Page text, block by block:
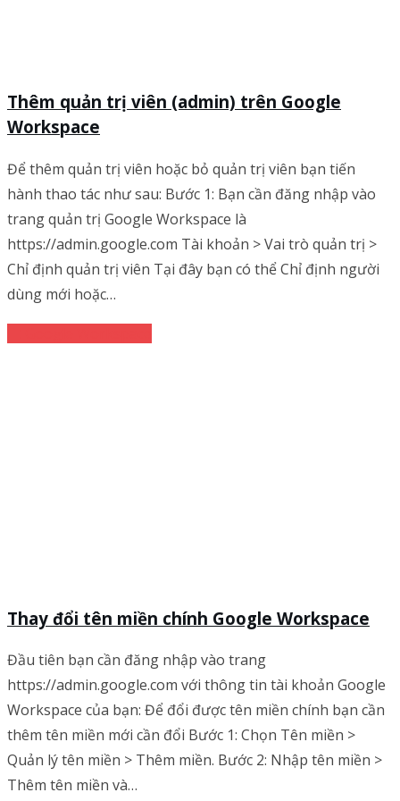
Thêm quản trị viên (admin) trên Google
Workspace
Để thêm quản trị viên hoặc bỏ quản trị viên bạn tiến
hành thao tác như sau: Bước 1: Bạn cần đăng nhập vào
trang quản trị Google Workspace là
https://admin.google.com Tài khoản > Vai trò quản trị >
Chỉ định quản trị viên Tại đây bạn có thể Chỉ định người
dùng mới hoặc…
Thay đổi tên miền chính Google Workspace
Đầu tiên bạn cần đăng nhập vào trang
https://admin.google.com với thông tin tài khoản Google
Workspace của bạn: Để đổi được tên miền chính bạn cần
thêm tên miền mới cần đổi Bước 1: Chọn Tên miền >
Quản lý tên miền > Thêm miền. Bước 2: Nhập tên miền >
Thêm tên miền và…